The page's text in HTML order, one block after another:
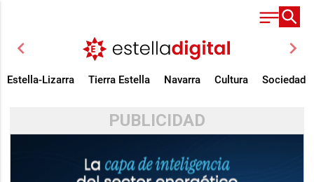
chevron_left chevron_right
Estella-Lizarra Tierra Estella Navarra Cultura Sociedad
PUBLICIDAD